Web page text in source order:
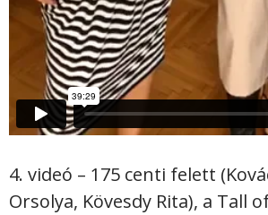
4. videó – 175 centi felett
Orsolya, Kövesdy Rita), a Tall